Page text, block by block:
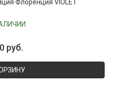
Флоренция VIOLET
руб.